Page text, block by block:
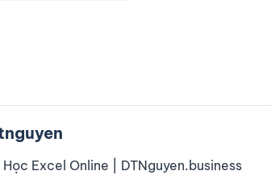
Học Excel Online | DTNguyen.business